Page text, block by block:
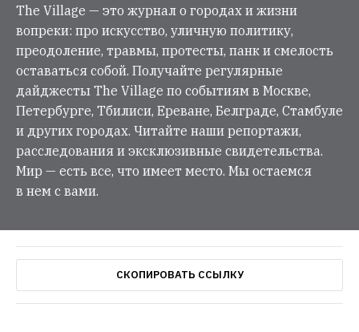
The Village — это журнал о городах и жизни
вопреки: про искусство, уличную политику,
преодоление, травмы, протесты, панк и смелость
оставаться собой. Получайте регулярные
дайджесты The Village по событиям в Москве,
Петербурге, Тбилиси, Ереване, Белграде, Стамбуле
и других городах. Читайте наши репортажи,
расследования и эксклюзивные свидетельства.
Мир — есть все, что имеет место. Мы остаемся
в нем с вами.
СКОПИРОВАТЬ ССЫЛКУ